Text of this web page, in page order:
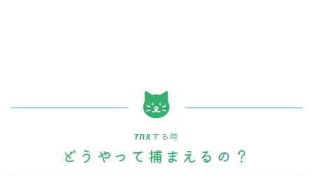
TNRする時
どうやって捕まえるの？